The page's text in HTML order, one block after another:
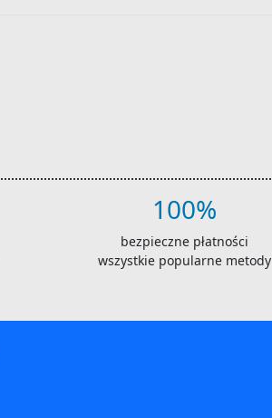
100%
bezpieczne płatności
wszystkie popularne metody